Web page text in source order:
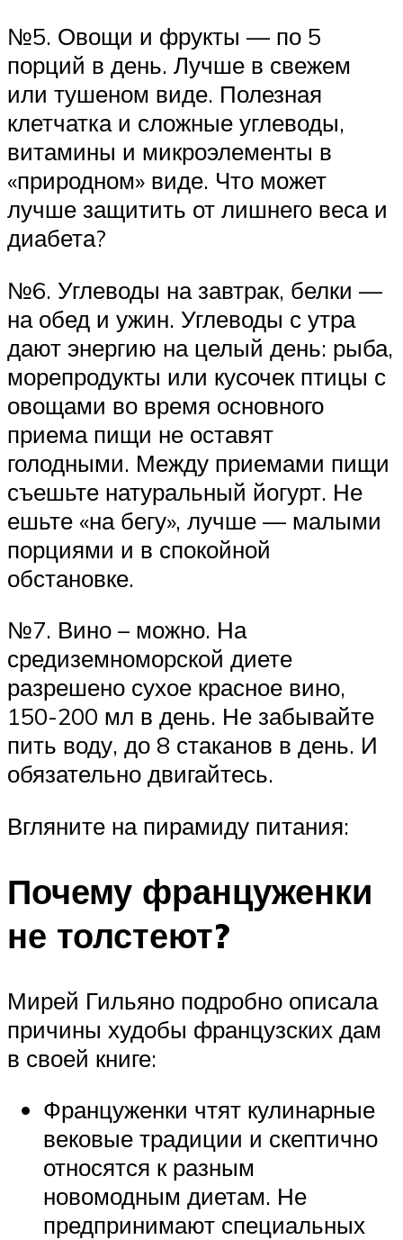
№5. Овощи и фрукты — по 5
порций в день. Лучше в свежем
или тушеном виде. Полезная
клетчатка и сложные углеводы,
витамины и микроэлементы в
«природном» виде. Что может
лучше защитить от лишнего веса и
диабета?
№6. Углеводы на завтрак, белки —
на обед и ужин. Углеводы с утра
дают энергию на целый день: рыба,
морепродукты или кусочек птицы с
овощами во время основного
приема пищи не оставят
голодными. Между приемами пищи
съешьте натуральный йогурт. Не
ешьте «на бегу», лучше — малыми
порциями и в спокойной
обстановке.
№7. Вино – можно. На
средиземноморской диете
разрешено сухое красное вино,
150-200 мл в день. Не забывайте
пить воду, до 8 стаканов в день. И
обязательно двигайтесь.
Вгляните на пирамиду питания:
Почему француженки
не толстеют?
Мирей Гильяно подробно описала
причины худобы французских дам
в своей книге:
Француженки чтят кулинарные
вековые традиции и скептично
относятся к разным
новомодным диетам. Не
предпринимают специальных